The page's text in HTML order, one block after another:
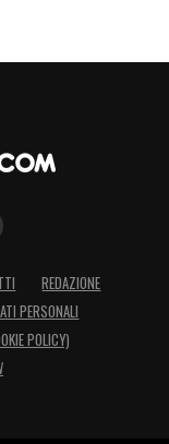
REDAZIONE
PERSONALI
POLICY)